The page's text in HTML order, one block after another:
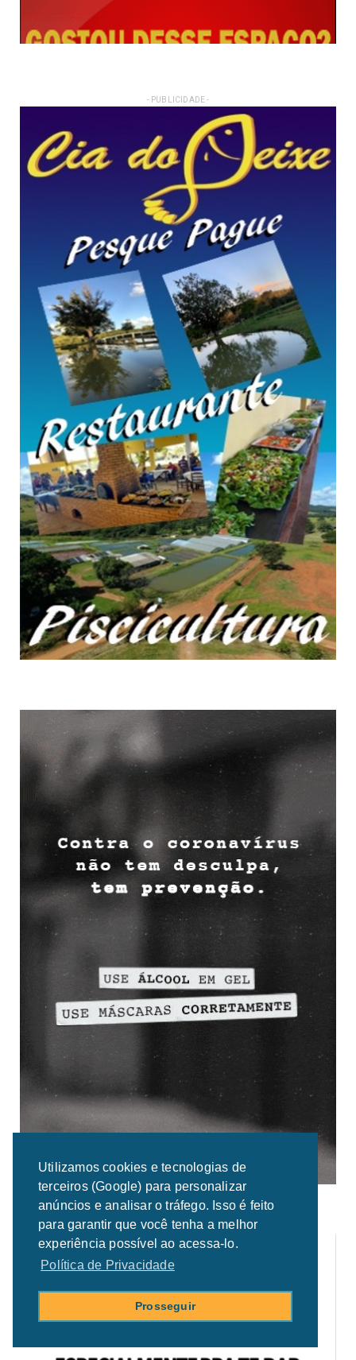
Utilizamos cookies e tecnologias de
terceiros (Google) para personalizar
anúncios e analisar o tráfego. Isso é feito
para garantir que você tenha a melhor
experiência possível ao acessa-lo.
Política de Privacidade
Prosseguir
- PUBLICIDADE -